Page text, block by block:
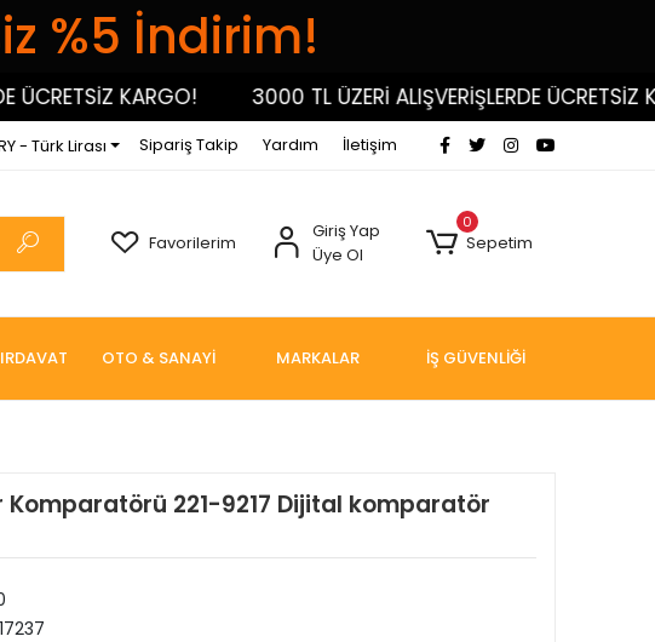
%5 İndirim!
KARGO! 3000 TL ÜZERİ ALIŞVERİŞLERDE ÜCRETSİZ
- Türk Lirası Sipariş Takip Yardım İletişim
Favorilerim
Giriş Yap
Üye Ol
0
Sepetim
OTO & SANAYİ MARKALAR İŞ GÜVENLİĞİ
Komparatörü 221-9217 Dijital komparatör